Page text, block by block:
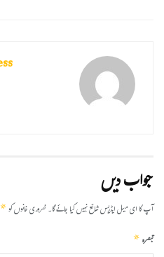
جواب دیں
آپ کا ای میل ایڈریس شائع نہیں کیا جائے گا۔ضروری خانوں کو*
تبصرہ*